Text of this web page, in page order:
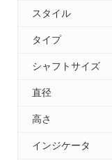
スタイル
タイプ
シャフトサイズ
直径
高さ
インジケータ